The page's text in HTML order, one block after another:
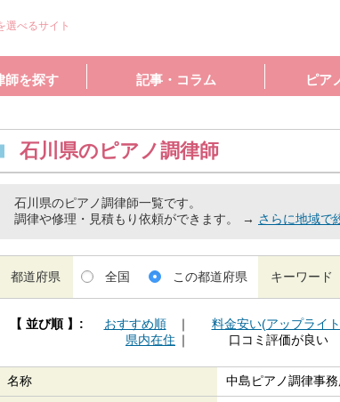
選べるサイト
師を探す 記事・コラム ピア
石川県のピアノ調律師
石川県のピアノ調律師一覧です。
調律や修理・見積もり依頼ができます。 → さらに地域で
都道府県 全国 この都道府県 キーワード
【 並び順 】: おすすめ順 ｜ 料金安い(アップライ
県内在住 ｜ 口コミ評価が良い
名称 中島ピアノ調律事